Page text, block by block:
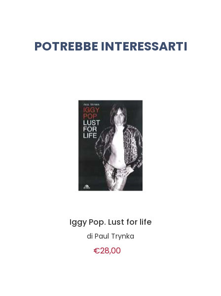
POTREBBE INTERESSARTI
Iggy Pop. Lust for life
di Paul Trynka
€28,00